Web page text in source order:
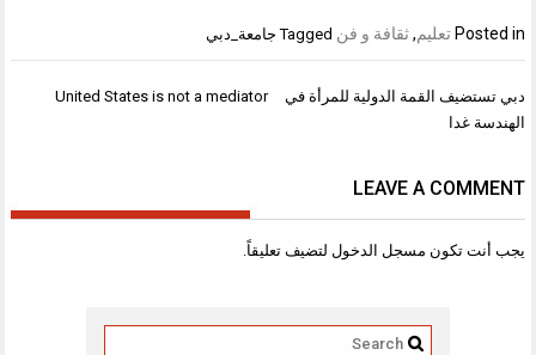
Posted in تعليم,ثقافة و فن Tagged جامعة_دبي
تصفّح
المقالات
United States is not a mediator
دبي تستضيف القمة الدولية للمرأة في
الهندسة غدا
LEAVE A COMMENT
يجب أنت تكون مسجل الدخول لتضيف تعليقاً.